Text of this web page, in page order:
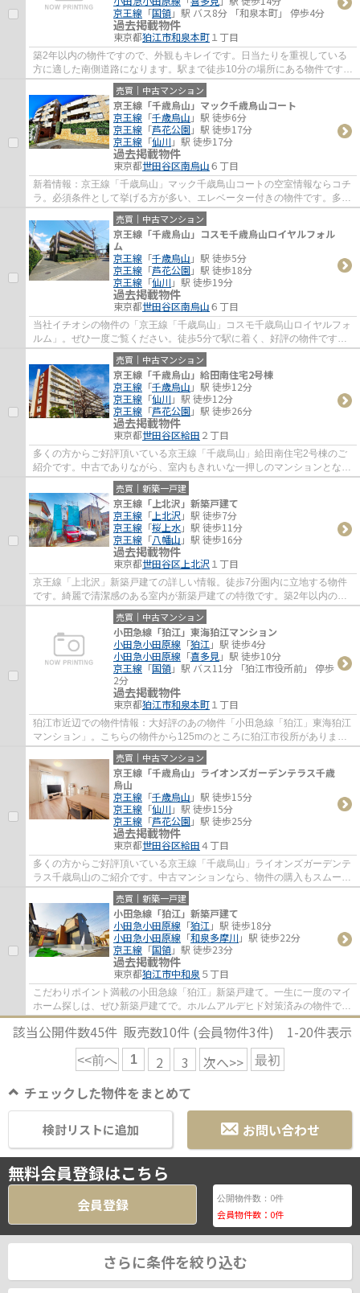
京王線 「国領」駅 バス8分 「和泉本町」 停歩4分
過去掲載物件
東京都狛江市和泉本町１丁目
築2年以内の物件ですので、外観もキレイです。日当たりを重視している
方に適した南側道路になります。駅まで徒歩10分の場所にある物件です。
夢のマイホームは思い切って新築の戸建ては...
売買｜中古マンション
京王線「千歳烏山」マック千歳鳥山コート
京王線 「千歳烏山 」駅 徒歩6分
京王線 「芦花公園」駅 徒歩17分
京王線 「仙川 」駅 徒歩17分
過去掲載物件
東京都世田谷区南烏山６丁目
新着情報：京王線「千歳烏山」マック千歳鳥山コートの空室情報ならコチ
ラ。必須条件として挙げる方が多い、エレベーター付きの物件です。多く
の方に好評な、清潔感のある室内が魅力の...
売買｜中古マンション
京王線「千歳烏山」コスモ千歳烏山ロイヤルフォル
ム
京王線 「千歳烏山 」駅 徒歩5分
京王線 「芦花公園」駅 徒歩18分
京王線 「仙川 」駅 徒歩19分
過去掲載物件
東京都世田谷区南烏山６丁目
当社イチオシの物件の「京王線「千歳烏山」コスモ千歳烏山ロイヤルフォ
ルム」。ぜひ一度ご覧ください。徒歩5分で駅に着く、好評の物件です。
この物件は快適な室内環境が魅力の中古マン...
売買｜中古マンション
京王線「千歳烏山」給田南住宅2号棟
京王線 「千歳烏山 」駅 徒歩12分
京王線 「仙川 」駅 徒歩12分
京王線 「芦花公園」駅 徒歩26分
過去掲載物件
東京都世田谷区給田 ２丁目
多くの方からご好評頂いている京王線「千歳烏山」給田南住宅2号棟のご
紹介です。中古でありながら、室内もきれいな一押しのマンションとなっ
ています。駅から徒歩12分に位置する物件で...
売買｜新築一戸建
京王線「上北沢」新築戸建て
京王線 「 上北沢 」駅 徒歩7分
京王線 「桜上水」駅 徒歩11分
京王線 「八幡山 」駅 徒歩16分
過去掲載物件
東京都世田谷区 上北沢 １丁目
京王線「上北沢」新築戸建ての詳しい情報。徒歩7分圏内に立地する物件
です。綺麗で清潔感のある室内が新築戸建ての特徴です。築2年以内の築
浅物件です。住んだことの無い場所で不動産...
売買｜中古マンション
小田急線「狛江」東海狛江マンション
小田急小田原線 「狛江 」駅 徒歩4分
小田急小田原線 「喜多見」駅 徒歩10分
京王線 「国領」駅 バス11分 「狛江市役所前」 停歩
2分
過去掲載物件
東京都狛江市和泉本町１丁目
狛江市近辺での物件情報：大好評のあの物件「小田急線「狛江」東海狛江
マンション」。こちらの物件から125mのところに狛江市役所がありま
す。中古でありながら、室内もきれいな一押し...
売買｜中古マンション
京王線「千歳烏山」ライオンズガーデンテラス千歳
烏山
京王線 「千歳烏山 」駅 徒歩15分
京王線 「仙川 」駅 徒歩15分
京王線 「芦花公園」駅 徒歩25分
過去掲載物件
東京都世田谷区給田４丁目
多くの方からご好評頂いている京王線「千歳烏山」ライオンズガーデンテ
ラス千歳烏山のご紹介です。中古マンションなら、物件の購入もスムーズ
です。駅から少し離れた、駅徒歩15分圏内...
売買｜新築一戸建
小田急線「狛江」新築戸建て
小田急小田原線 「狛江 」駅 徒歩18分
小田急小田原線 「和泉多摩川 」駅 徒歩22分
京王線 「国領」駅 徒歩23分
過去掲載物件
東京都狛江市中和泉 ５丁目
こだわりポイント満載の小田急線「狛江」新築戸建て。一生に一度のマイ
ホーム探しは、ぜひ新築戸建てで。ホルムアルデヒド対策済みの物件です
ので、健康リスクが少ないです。一戸建て...
該当公開件数45件 販売数10件 (会員物件3件) 1-20件表示
<<前へ 1 2 3 次へ>> 最初
チェックした物件をまとめて
お問い合わせ
検討リストに追加
無料会員登録はこちら
会員登録 公開物件数： 0件
会員物件数： 0件
さらに条件を絞り込む